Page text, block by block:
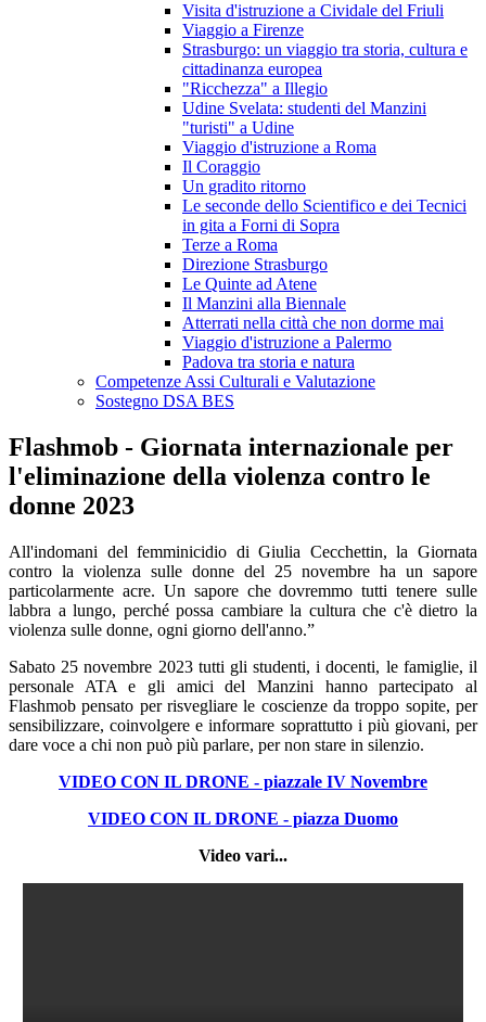
Visita d'istruzione a Cividale del Friuli
Viaggio a Firenze
Strasburgo: un viaggio tra storia, cultura e
cittadinanza europea
"Ricchezza" a Illegio
Udine Svelata: studenti del Manzini
"turisti" a Udine
Viaggio d'istruzione a Roma
Il Coraggio
Un gradito ritorno
Le seconde dello Scientifico e dei Tecnici
in gita a Forni di Sopra
Terze a Roma
Direzione Strasburgo
Le Quinte ad Atene
Il Manzini alla Biennale
Atterrati nella città che non dorme mai
Viaggio d'istruzione a Palermo
Padova tra storia e natura
Competenze Assi Culturali e Valutazione
Sostegno DSA BES
Flashmob - Giornata internazionale per
l'eliminazione della violenza contro le
donne 2023
All'indomani del femminicidio di Giulia Cecchettin, la Giornata
contro la violenza sulle donne del 25 novembre ha un sapore
particolarmente acre. Un sapore che dovremmo tutti tenere sulle
labbra a lungo, perché possa cambiare la cultura che c'è dietro la
violenza sulle donne, ogni giorno dell'anno.”
Sabato 25 novembre 2023 tutti gli studenti, i docenti, le famiglie, il
personale ATA e gli amici del Manzini hanno partecipato al
Flashmob pensato per risvegliare le coscienze da troppo sopite, per
sensibilizzare, coinvolgere e informare soprattutto i più giovani, per
dare voce a chi non può più parlare, per non stare in silenzio.
VIDEO CON IL DRONE - piazzale IV Novembre
VIDEO CON IL DRONE - piazza Duomo
Video vari...